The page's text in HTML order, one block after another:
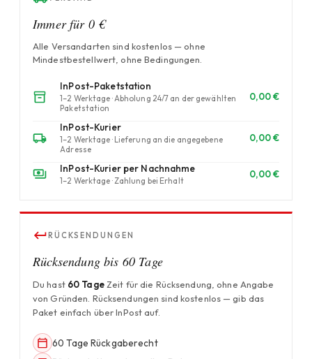
Immer für 0 €
Alle Versandarten sind kostenlos — ohne
Mindestbestellwert, ohne Bedingungen.
InPost-Paketstation
1–2 Werktage · Abholung 24/7 an der gewählten
Paketstation
0,00 €
InPost-Kurier
1–2 Werktage · Lieferung an die angegebene
Adresse
0,00 €
InPost-Kurier per Nachnahme
1–2 Werktage · Zahlung bei Erhalt
0,00 €
RÜCKSENDUNGEN
Rücksendung bis 60 Tage
Du hast 60 TageZeit für die Rücksendung, ohne Angabe
von Gründen. Rücksendungen sind kostenlos — gib das
Paket einfach über InPost auf.
60 Tage Rückgaberecht